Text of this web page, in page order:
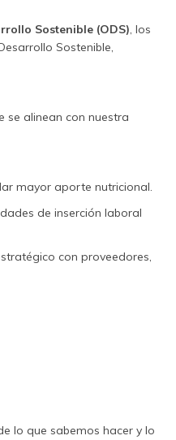
Sostenible (ODS), los
Sostenible,
se alinean con nuestra
mayor aporte nutricional.
de inserción laboral
con proveedores,
lo que sabemos hacer y lo